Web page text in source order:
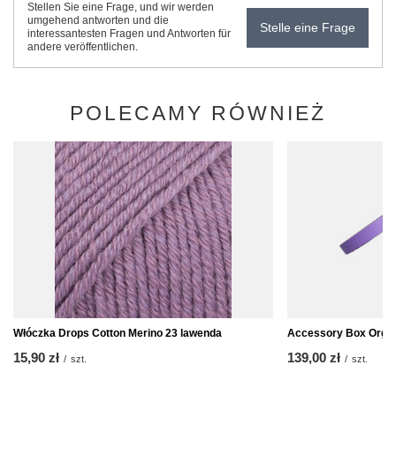
Stellen Sie eine Frage, und wir werden
umgehend antworten und die
interessantesten Fragen und Antworten für
andere veröffentlichen.
Stelle eine Frage
POLECAMY RÓWNIEŻ
Włóczka Drops Cotton Merino 23 lawenda
15,90 zł / szt.
Accessory Box
139,00 zł / szt.